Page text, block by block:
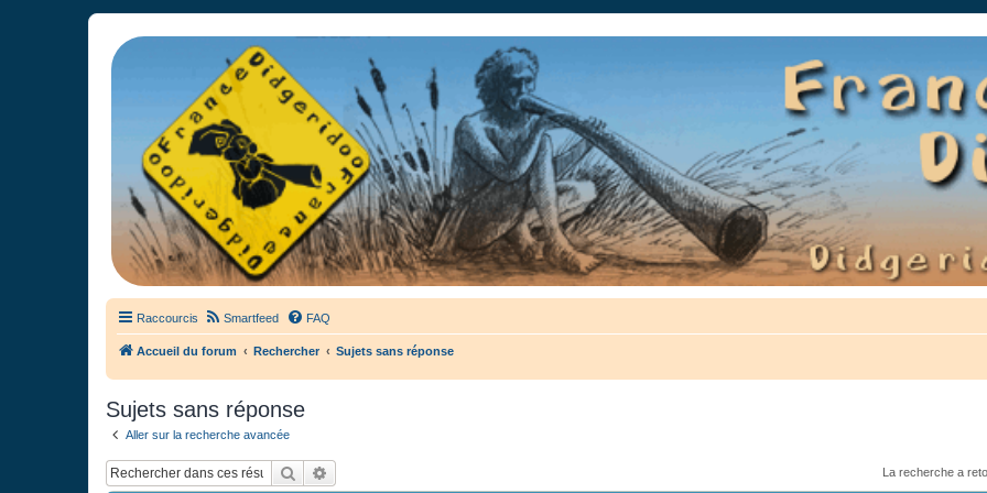
France Didgeridoo
Didgeridoo et Guimbarde sur France Didgeridoo - retrouvez la communauté.
Raccourcis Smartfeed FAQ
Accueil du forum Rechercher Sujets sans réponse
Sujets sans réponse
Aller sur la recherche avancée
Rechercher La recherche a